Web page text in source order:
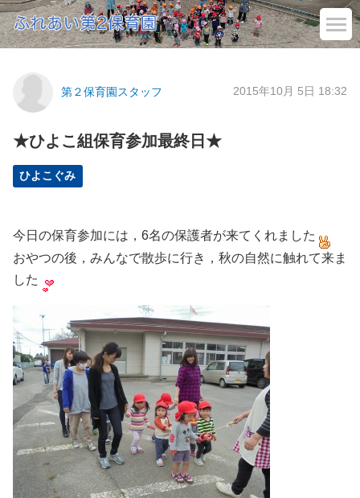
第２保育園スタッフ 2015年10月 5日 18:32
★ひよこ組保育参加最終日★
ひよこぐみ
今日の保育参加には，6名の保護者が来てくれました
おやつの後，みんなで散歩に行き，秋の自然に触れて来ま
した